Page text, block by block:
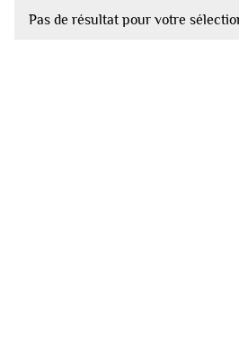
Pas de résultat pour votre